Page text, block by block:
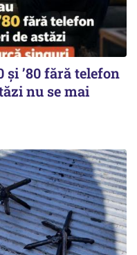
și ’80 fără telefon
nu se mai